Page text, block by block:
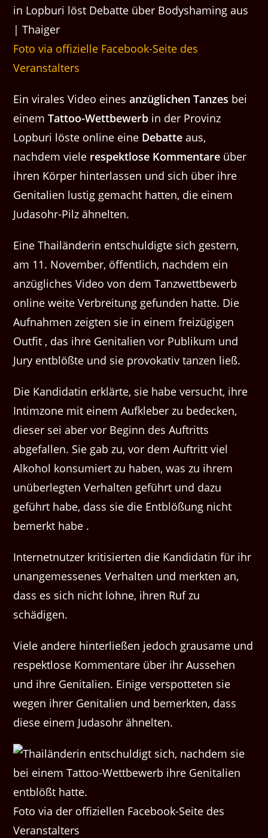
Foto via offizielle Facebook-Seite des
Veranstalters
Ein virales Video einesanzüglichen Tanzes bei
einemTattoo-Wettbewerb in der Provinz
Lopburi löste online eine Debatte aus,
nachdem viele respektlose Kommentare über
ihren Körper hinterlassen und sich über ihre
Genitalien lustig gemacht hatten, die einem
Judasohr-Pilz ähnelten.
Eine Thailänderin entschuldigte sich gestern,
am 11. November, öffentlich, nachdem ein
anzügliches Video von dem Tanzwettbewerb
online weite Verbreitung gefunden hatte. Die
Aufnahmen zeigten sie in einem freizügigen
Outfit , das ihre Genitalien vor Publikum und
Jury entblößte und sie provokativ tanzen ließ.
Die Kandidatin erklärte, sie habe versucht, ihre
Intimzone mit einem Aufkleber zu bedecken,
dieser sei aber vor Beginn des Auftritts
abgefallen. Sie gab zu, vor dem Auftritt viel
Alkohol konsumiert zu haben, was zu ihrem
unüberlegten Verhalten geführt und dazu
geführt habe, dass sie die Entblößung nicht
bemerkt habe .
Internetnutzer kritisierten die Kandidatin für ihr
unangemessenes Verhalten und merkten an,
dass es sich nicht lohne, ihren Ruf zu
schädigen.
Viele andere hinterließen jedoch grausame und
respektlose Kommentare über ihr Aussehen
und ihre Genitalien. Einige verspotteten sie
wegen ihrer Genitalien und bemerkten, dass
diese einem Judasohr ähnelten.
Foto via der offiziellen Facebook-Seite des
Veranstalters